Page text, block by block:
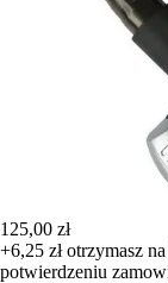
125,00 zł
+6,25 złotrzymasz
potwierdzeniu